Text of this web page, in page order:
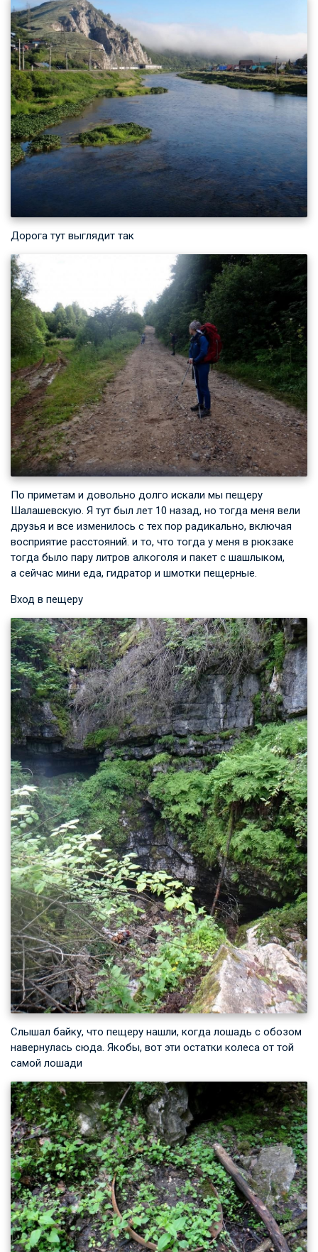
Дорога тут выглядит так
По приметам и довольно долго искали мы пещеру
Шалашевскую. Я тут был лет 10 назад, но тогда меня вели
друзья и все изменилось с тех пор радикально, включая
восприятие расстояний. и то, что тогда у меня в рюкзаке
тогда было пару литров алкоголя и пакет с шашлыком,
а сейчас мини еда, гидратор и шмотки пещерные.
Вход в пещеру
Слышал байку, что пещеру нашли, когда лошадь с обозом
навернулась сюда. Якобы, вот эти остатки колеса от той
самой лошади